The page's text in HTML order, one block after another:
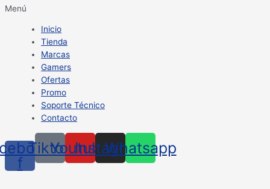
Menú
Inicio
Tienda
Marcas
Gamers
Ofertas
Promo
Soporte Técnico
Contacto
f
TiktokYoutube
Instagram
Whatsapp